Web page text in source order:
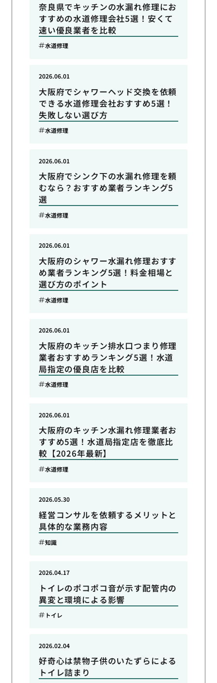
奈良県でキッチンの水漏れ修理にお
すすめの水道修理会社5選！安くて
速い優良業者を比較
水道修理
大阪府でシャワーヘッド交換を依頼
できる水道修理会社おすすめ5選！
失敗しない選び方
2026.06.01
水道修理
大阪府でシンク下の水漏れ修理を頼
むなら？おすすめ業者ランキング5
選
2026.06.01
水道修理
大阪府のシャワー水漏れ修理おすす
め業者ランキング5選！料金相場と
選び方のポイント
2026.06.01
水道修理
大阪府のキッチン排水口つまり修理
業者おすすめランキング5選！水道
局指定の優良店を比較
2026.06.01
水道修理
大阪府のキッチン水漏れ修理業者お
すすめ5選！水道局指定店を徹底比
較【2026年最新】
2026.06.01
水道修理
経営コンサルを依頼するメリットと
具体的な業務内容
2026.05.30
知識
トイレのポコポコ音が示す配管内の
異変と環境による影響
2026.04.17
トイレ
好奇心は禁物子供のいたずらによる
トイレ詰まり
2026.02.04